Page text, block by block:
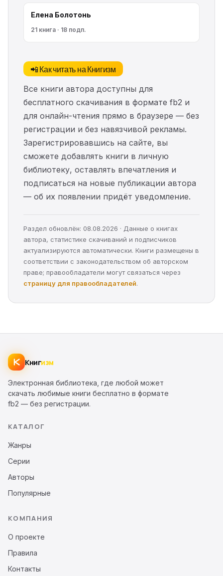
Елена Болотонь
21 книга · 18 подп.
📲 Как читать на Книгизм
Все книги автора доступны для
бесплатного скачивания в формате fb2 и
для онлайн-чтения прямо в браузере — без
регистрации и без навязчивой рекламы.
Зарегистрировавшись на сайте, вы
сможете добавлять книги в личную
библиотеку, оставлять впечатления и
подписаться на новые публикации автора
— об их появлении придёт уведомление.
Раздел обновлён: 08.08.2026 · Данные о книгах
автора, статистике скачиваний и подписчиков
актуализируются автоматически. Книги размещены в
соответствии с законодательством об авторском
праве; правообладатели могут связаться через
страницу для правообладателей.
Книгизм
Электронная библиотека, где любой может
скачать любимые книги бесплатно в формате
fb2 — без регистрации.
КАТАЛОГ
Жанры
Серии
Авторы
Популярные
КОМПАНИЯ
О проекте
Правила
Контакты